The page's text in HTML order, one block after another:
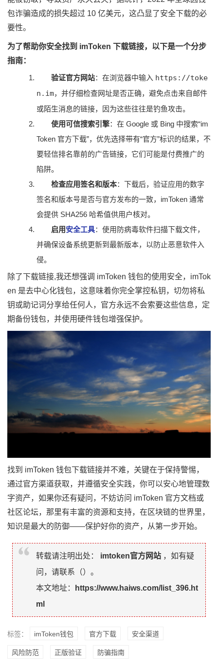
包诈骗造成的损失超过 10 亿美元，这凸显了安全下载的必
要性。
为了帮助你安全找到 imToken 下载链接，以下是一个分步
指南：
验证官方网站：在浏览器中输入 https://toke
n.im，并仔细检查网址是否正确，避免点击来自邮件
或陌生消息的链接，因为这些往往是钓鱼攻击。
使用可信搜索引擎：在 Google 或 Bing 中搜索“im
Token 官方下载”，优先选择带有“官方”标识的结果，不
要轻信排名靠前的广告链接，它们可能是付费推广的
陷阱。
检查应用签名和版本：下载后，验证应用的数字
签名和版本号是否与官方发布的一致，imToken 通常
会提供 SHA256 哈希值供用户核对。
启用安全工具：使用防病毒软件扫描下载文件，
并确保设备系统更新到最新版本，以防止恶意软件入
侵。
除了下载链接,我还想强调 imToken 钱包的使用安全，imTok
en 是去中心化钱包，这意味着你完全掌控私钥，切勿将私
钥或助记词分享给任何人，官方永远不会索要这些信息，定
期备份钱包，并使用硬件钱包增强保护。
找到 imToken 钱包下载链接并不难，关键在于保持警惕，
通过官方渠道获取，并遵循安全实践，你可以安心地管理数
字资产，如果你还有疑问，不妨访问 imToken 官方文档或
社区论坛，那里有丰富的资源和支持，在区块链的世界里，
知识是最大的防御——保护好你的资产，从第一步开始。
转载请注明出处： imtoken官方网站 ，如有疑
问，请联系（）。
本文地址：
https://www.haiws.com/list_396.ht
ml
标签： imToken钱包 官方下载 安全渠道
风险防范 正版验证 防骗指南